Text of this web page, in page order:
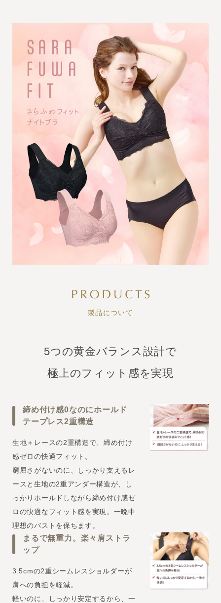
製品について
5つの黄金バランス設計で
極上のフィット感を実現
締め付け感0なのにホールド
テープレス2重構造
生地＋レースの2重構造で、締め付け
感ゼロの快適フィット。
窮屈さがないのに、しっかり支えるレ
ースと生地の2重アンダー構造が、し
っかりホールドしながら締め付け感ゼ
ロの快適なフィット感を実現。一晩中
理想のバストを保ちます。
まるで無重力。楽々肩ストラ
ップ
3.5cmの2重シームレスショルダーが
肩への負担を軽減。
軽いのに、しっかり安定するから、一